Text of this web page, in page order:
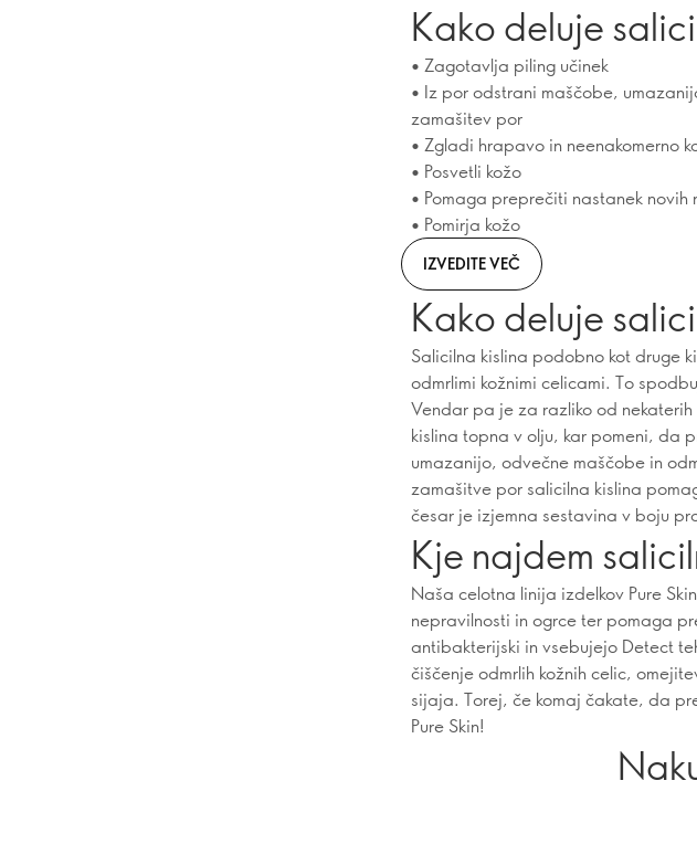
Kako deluje
• Zagotavlja piling učinek
• Iz por odstrani maščobe,
zamašitev por
• Zgladi hrapavo in neenakomerno
• Posvetli kožo
• Pomaga preprečiti nastanek
• Pomirja kožo
IZVEDITE VEČ
Kako deluje
Salicilna kislina podobno kot druge
odmrlimi kožnimi celicami. To
Vendar pa je za razliko od
kislina topna v olju, kar pomeni, da
umazanijo, odvečne maščobe in
zamašitve por salicilna kislina
česar je izjemna sestavina v boju
Kje najdem
Naša celotna linija izdelkov Pure
nepravilnosti in ogrce ter pomaga
antibakterijski in vsebujejo Detect
čiščenje odmrlih kožnih celic,
sijaja. Torej, če komaj čakate, da
Pure Skin!